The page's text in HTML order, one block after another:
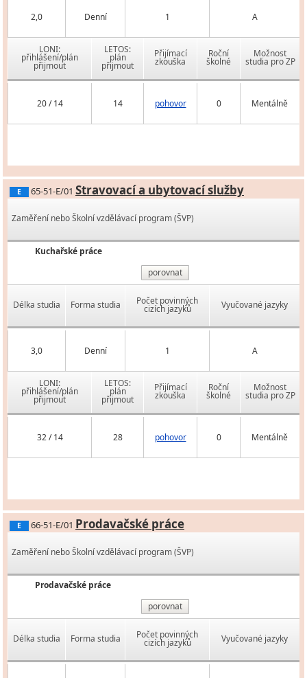
2,0 Denní 1 A
LONI:
přihlášení/plán
přijmout
LETOS:
plán
přijmout
Přijímací
zkouška
Roční
školné
Možnost
studia pro ZP
20 / 14 14 pohovor 0 Mentálně
E 65-51-E/01 Stravovací a ubytovací služby
Zaměření nebo Školní vzdělávací program (ŠVP)
Kuchařské práce
porovnat
Délka studia Forma studia Počet povinných
cizích jazyků Vyučované jazyky
3,0 Denní 1 A
LONI:
přihlášení/plán
přijmout
LETOS:
plán
přijmout
Přijímací
zkouška
Roční
školné
Možnost
studia pro ZP
32 / 14 28 pohovor 0 Mentálně
E 66-51-E/01 Prodavačské práce
Zaměření nebo Školní vzdělávací program (ŠVP)
Prodavačské práce
porovnat
Délka studia Forma studia Počet povinných
cizích jazyků Vyučované jazyky